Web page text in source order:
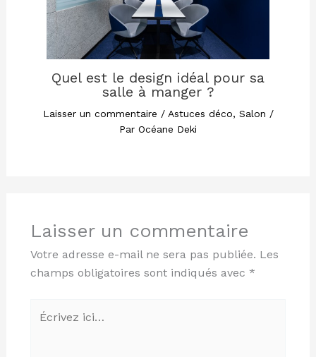
Quel est le design idéal pour sa
salle à manger ?
Laisser un commentaire / Astuces déco, Salon /
Par Océane Deki
Laisser un commentaire
Votre adresse e-mail ne sera pas publiée. Les
champs obligatoires sont indiqués avec *
ici…